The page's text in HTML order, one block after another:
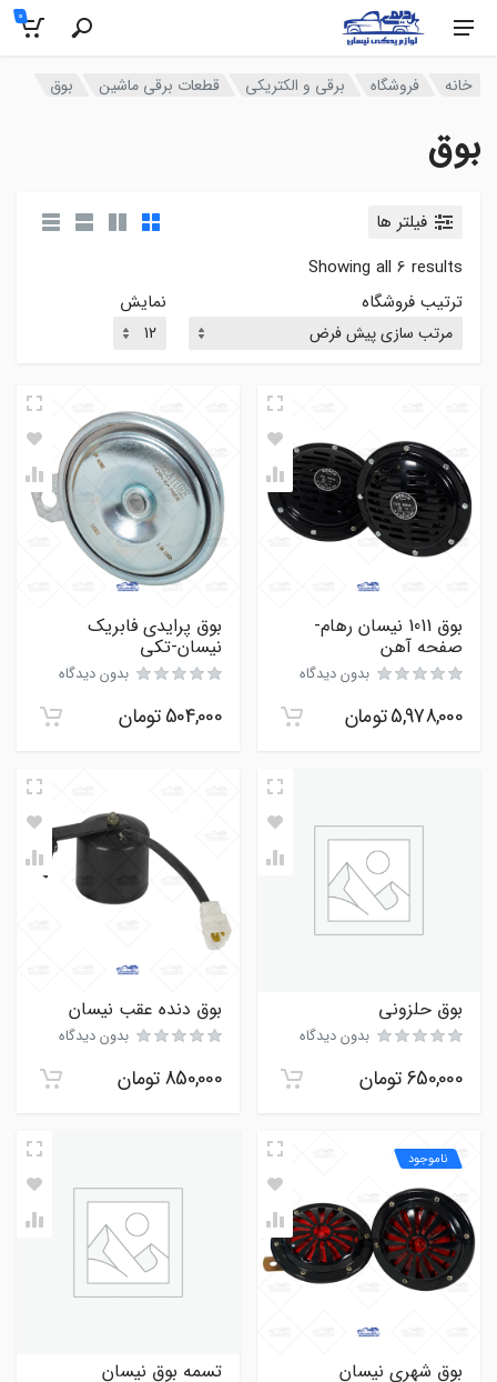
0
خانه فروشگاه برقی و الکتریکی قطعات برقی ماشین بوق
بوق
فیلتر ها
Showing all 6 results
ترتیب فروشگاه
نمایش
بوق 1011 نیسان رهام-
صفحه آهن
بدون دیدگاه
5,978,000تومان
بوق پرایدی فابریک
نیسان-تکی
بدون دیدگاه
504,000تومان
بوق حلزونی
بدون دیدگاه
650,000تومان
بوق دنده عقب نیسان
بدون دیدگاه
850,000تومان
ناموجود
بوق شهری نیسان تسمه بوق نیسان